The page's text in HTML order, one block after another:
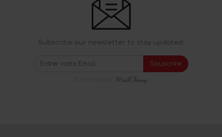
Subscribe our newsletter to stay updated.
Souscrire